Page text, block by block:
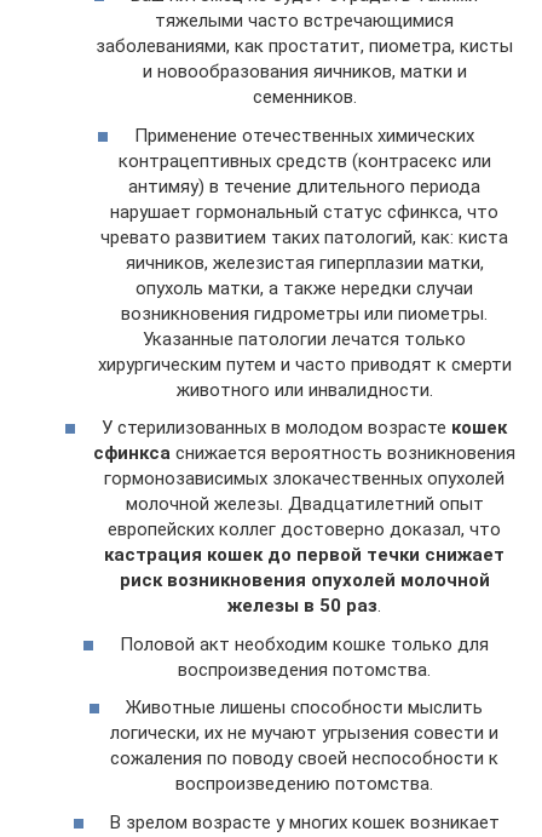
тяжелыми часто встречающимися
заболеваниями, как простатит, пиометра, кисты
и новообразования яичников, матки и
семенников.
Применение отечественных химических
контрацептивных средств (контрасекс или
антимяу) в течение длительного периода
нарушает гормональный статус сфинкса, что
чревато развитием таких патологий, как: киста
яичников, железистая гиперплазии матки,
опухоль матки, а также нередки случаи
возникновения гидрометры или пиометры.
Указанные патологии лечатся только
хирургическим путем и часто приводят к смерти
животного или инвалидности.
У стерилизованных в молодом возрасте кошек
сфинкса снижается вероятность возникновения
гормонозависимых злокачественных опухолей
молочной железы. Двадцатилетний опыт
европейских коллег достоверно доказал, что
кастрация кошек до первой течки снижает
риск возникновения опухолей молочной
железы в 50 раз.
Половой акт необходим кошке только для
воспроизведения потомства.
Животные лишены способности мыслить
логически, их не мучают угрызения совести и
сожаления по поводу своей неспособности к
воспроизведению потомства.
В зрелом возрасте у многих кошек возникает